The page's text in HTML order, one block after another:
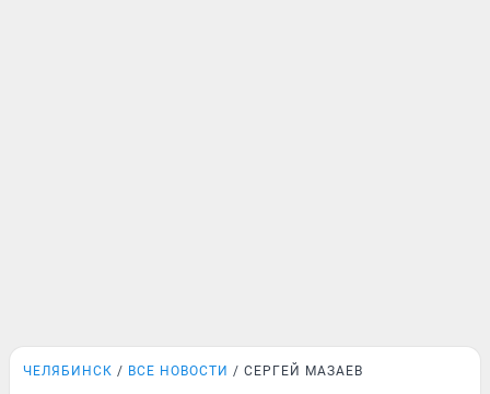
ЧЕЛЯБИНСК ВСЕ НОВОСТИ СЕРГЕЙ МАЗАЕВ